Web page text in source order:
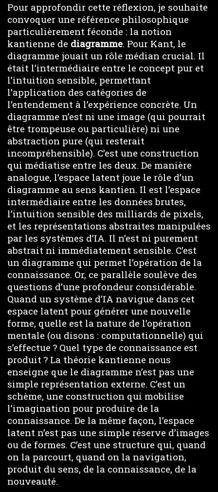
Pour approfondir cette réflexion, je souhaite
convoquer une référence philosophique
particulièrement féconde : la notion
kantienne de diagramme. Pour Kant, le
diagramme jouait un rôle médian crucial. Il
était l’intermédiaire entre le concept pur et
l’intuition sensible, permettant
l’application des catégories de
l’entendement à l’expérience concrète. Un
diagramme n’est ni une image (qui pourrait
être trompeuse ou particulière) ni une
abstraction pure (qui resterait
incompréhensible). C’est une construction
qui médiatise entre les deux. De manière
analogue, l’espace latent joue le rôle d’un
diagramme au sens kantien. Il est l’espace
intermédiaire entre les données brutes,
l’intuition sensible des milliards de pixels,
et les représentations abstraites manipulées
par les systèmes d’IA. Il n’est ni purement
abstrait ni immédiatement sensible. C’est
un diagramme qui permet l’opération de la
connaissance. Or, ce parallèle soulève des
questions d’une profondeur considérable.
Quand un système d’IA navigue dans cet
espace latent pour générer une nouvelle
forme, quelle est la nature de l’opération
mentale (ou disons : computationnelle) qui
s’effectue ? Quel type de connaissance est
produit ? La théorie kantienne nous
enseigne que le diagramme n’est pas une
simple représentation externe. C’est un
schème, une construction qui mobilise
l’imagination pour produire de la
connaissance. De la même façon, l’espace
latent n’est pas une simple réserve d’images
ou de formes. C’est une structure qui, quand
on la parcourt, quand on la navigation,
produit du sens, de la connaissance, de la
nouveauté.